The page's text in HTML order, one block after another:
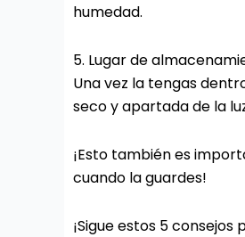
humedad.
5. Lugar de
Una vez la tengas
seco y apartada de la
¡Esto también es
cuando la guardes!
¡Sigue estos 5